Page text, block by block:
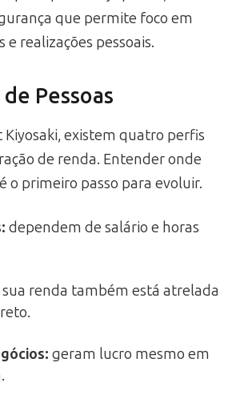
que permite foco em
e realizações pessoais.
Pessoas
Kiyosaki, existem quatro perfis
de renda. Entender onde
o primeiro passo para evoluir.
: dependem de salário e horas
sua renda também está atrelada
: geram lucro mesmo em